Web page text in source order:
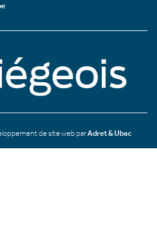
de site web parAdret & Ubac